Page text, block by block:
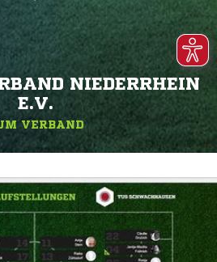
NIEDERRHEIN E
.V.
VERBAND